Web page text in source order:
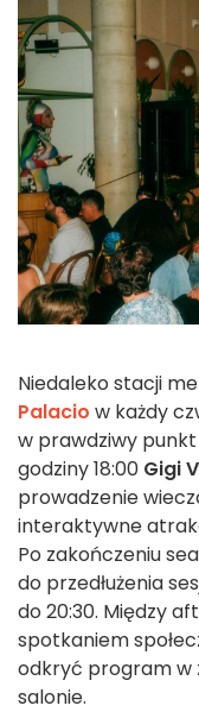
Niedaleko stacji
Palacio w każdy
w prawdziwy
godziny 18:00 Gigi
prowadzenie
interaktywne
Po zakończeniu
do przedłużenia
do 20:30. Między
spotkaniem
odkryć program w
salonie.